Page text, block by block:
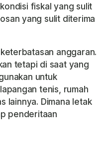
fiskal yang sulit
yang sulit diterima
anggaran.
tetapi di saat yang
untuk
tenis, rumah
lainnya. Dimana letak
penderitaan